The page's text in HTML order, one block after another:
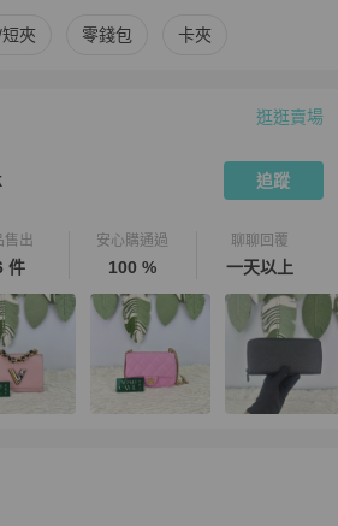
包 / 小皮件相似商品推薦
夾 零錢包 卡夾
逛逛賣場
追蹤
售出
件
安心購通過
100 %
聊聊回覆
一天以上